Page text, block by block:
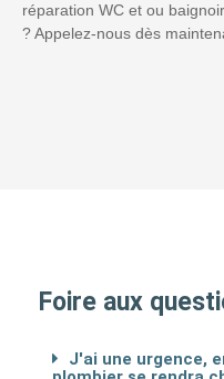
réparation WC et ou
? Appelez-nous dès
Foire aux
J'ai une urgence,